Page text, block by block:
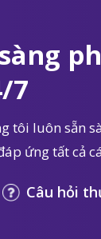
7
tôi luôn sẵn
ứng tất cả
Câu hỏi